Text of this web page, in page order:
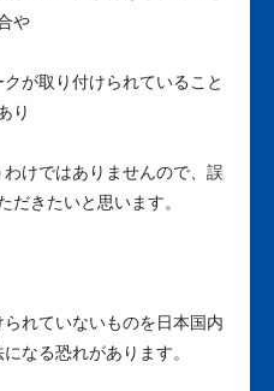
や
が取り付けられていること
り
けではありませんので、誤
だきたいと思います。
れていないものを日本国内
なる恐れがあります。